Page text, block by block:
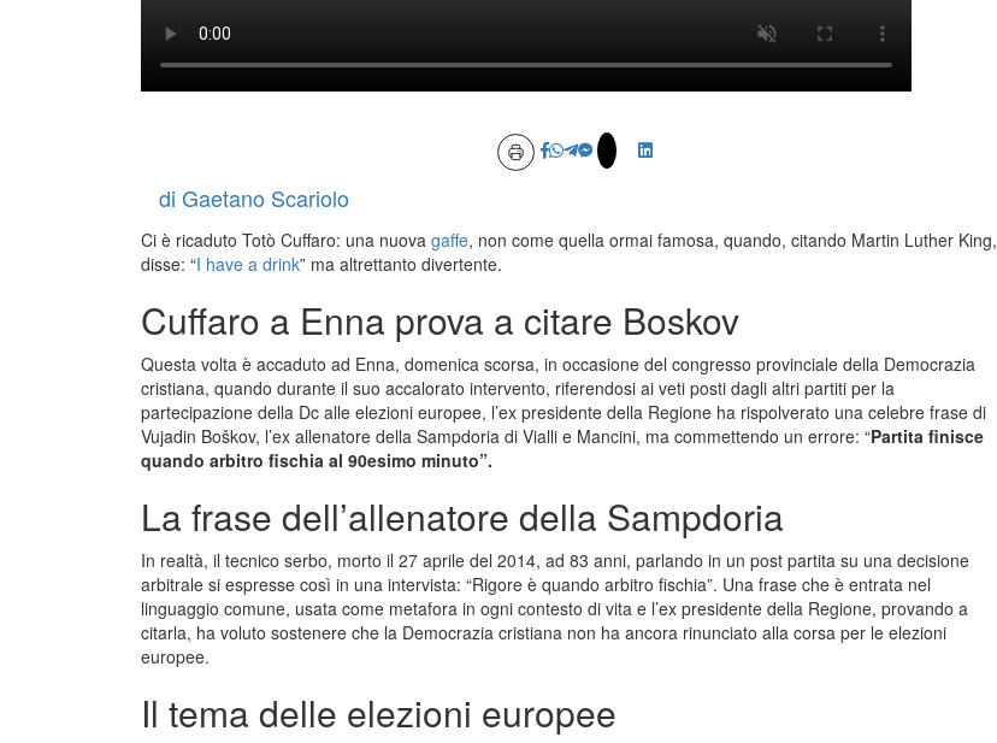
di Gaetano Scariolo
Ci è ricaduto Totò Cuffaro: una nuova gaffe, non come quella ormai famosa, quando, citando Martin Luther King,
disse: “I have a drink” ma altrettanto divertente.
Cuffaro a Enna prova a citare Boskov
Questa volta è accaduto ad Enna, domenica scorsa, in occasione del congresso provinciale della Democrazia
cristiana, quando durante il suo accalorato intervento, riferendosi ai veti posti dagli altri partiti per la
partecipazione della Dc alle elezioni europee, l’ex presidente della Regione ha rispolverato una celebre frase di
Vujadin Boškov, l’ex allenatore della Sampdoria di Vialli e Mancini, ma commettendo un errore: “Partita finisce
quando arbitro fischia al 90esimo minuto”.
La frase dell’allenatore della Sampdoria
In realtà, il tecnico serbo, morto il 27 aprile del 2014, ad 83 anni, parlando in un post partita su una decisione
arbitrale si espresse così in una intervista: “Rigore è quando arbitro fischia”. Una frase che è entrata nel
linguaggio comune, usata come metafora in ogni contesto di vita e l’ex presidente della Regione, provando a
citarla, ha voluto sostenere che la Democrazia cristiana non ha ancora rinunciato alla corsa per le elezioni
europee.
Il tema delle elezioni europee